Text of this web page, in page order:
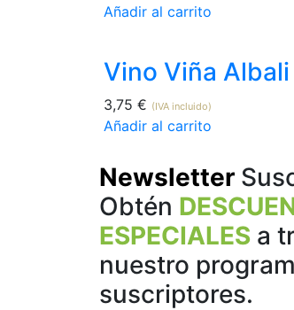
Añadir al carrito
Vino Viña
3,75 € (IVA incluido)
Añadir al carrito
Newsletter
Obtén
ESPECIALES a
nuestro
suscriptores.